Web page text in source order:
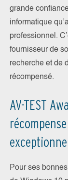
grande
informatique
professionnel.
fournisseur de
recherche et de
récompensé.
AV-TEST
Pour ses